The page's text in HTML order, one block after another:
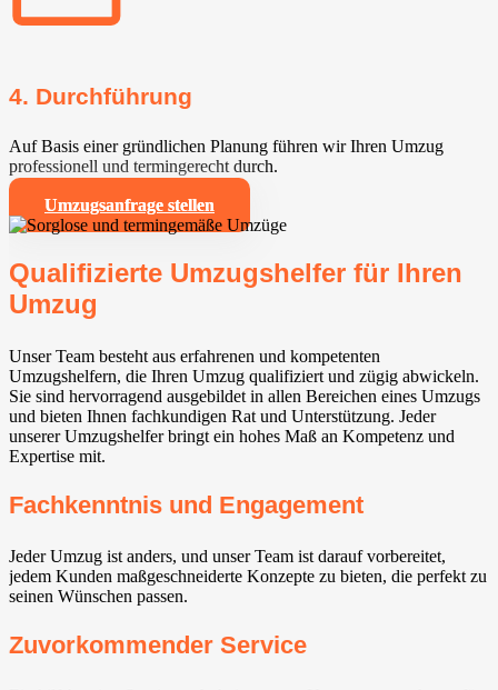
4. Durchführung
Auf Basis einer gründlichen Planung führen wir Ihren Umzug
professionell und termingerecht durch.
Umzugsanfrage stellen
Qualifizierte Umzugshelfer für Ihren
Umzug
Unser Team besteht aus erfahrenen und kompetenten
Umzugshelfern, die Ihren Umzug qualifiziert und zügig abwickeln.
Sie sind hervorragend ausgebildet in allen Bereichen eines Umzugs
und bieten Ihnen fachkundigen Rat und Unterstützung. Jeder
unserer Umzugshelfer bringt ein hohes Maß an Kompetenz und
Expertise mit.
Fachkenntnis und Engagement
Jeder Umzug ist anders, und unser Team ist darauf vorbereitet,
jedem Kunden maßgeschneiderte Konzepte zu bieten, die perfekt zu
seinen Wünschen passen.
Zuvorkommender Service